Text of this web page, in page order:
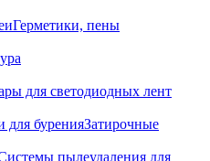
Герметики, пены
для светодиодных лент
для буренияЗатирочные
пылеудаления для